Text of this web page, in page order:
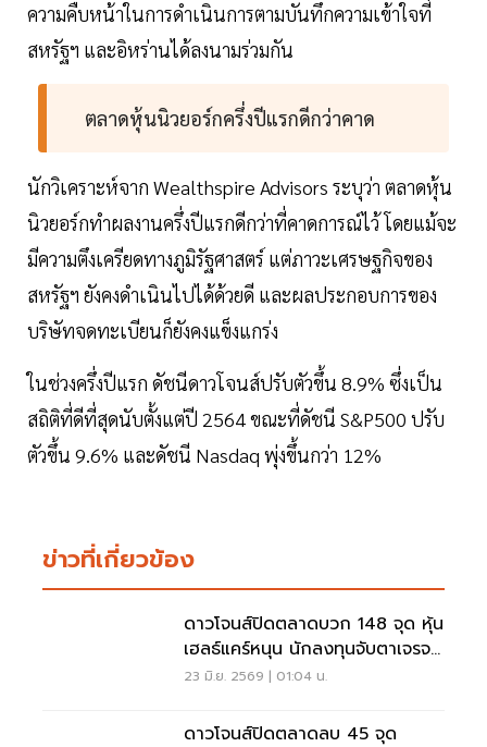
ความคืบหน้าในการดำเนินการตามบันทึกความเข้าใจที่
สหรัฐฯ และอิหร่านได้ลงนามร่วมกัน
ตลาดหุ้นนิวยอร์กครึ่งปีแรกดีกว่าคาด
นักวิเคราะห์จาก Wealthspire Advisors ระบุว่า ตลาดหุ้น
นิวยอร์กทำผลงานครึ่งปีแรกดีกว่าที่คาดการณ์ไว้ โดยแม้จะ
มีความตึงเครียดทางภูมิรัฐศาสตร์ แต่ภาวะเศรษฐกิจของ
สหรัฐฯ ยังคงดำเนินไปได้ด้วยดี และผลประกอบการของ
บริษัทจดทะเบียนก็ยังคงแข็งแกร่ง
ในช่วงครึ่งปีแรก ดัชนีดาวโจนส์ปรับตัวขึ้น 8.9% ซึ่งเป็น
สถิติที่ดีที่สุดนับตั้งแต่ปี 2564 ขณะที่ดัชนี S&P500 ปรับ
ตัวขึ้น 9.6% และดัชนี Nasdaq พุ่งขึ้นกว่า 12%
ข่าวที่เกี่ยวข้อง
ดาวโจนส์ปิดตลาดบวก 148 จุด หุ้น
เฮลธ์แคร์หนุน นักลงทุนจับตาเจรจา
สหรัฐฯ-อิหร่าน
23 มิ.ย. 2569 | 01:04 น.
ดาวโจนส์ปิดตลาดลบ 45 จุด